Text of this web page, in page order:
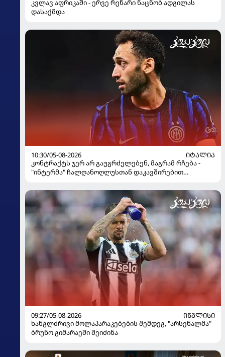
კვლავ აფრიკაში - ერვე რენარი ნაცნობ ადგილას
დასაქმდა
10:30/05-08-2026
ᲘᲢᲐᲚᲘᲐ
კონტრაქტს ჯერ არ გაუგრძელებენ, მაგრამ რჩება -
"ინტერმა" ჩალღანოღლუსთან დაკავშირებით
09:27/05-08-2026
ᲘᲜᲒᲚᲘᲡᲘ
ხანგლძრივი მოლაპარაკებების შემდეგ, "არსენალმა"
ბრუნო გიმარაეში შეიძინა